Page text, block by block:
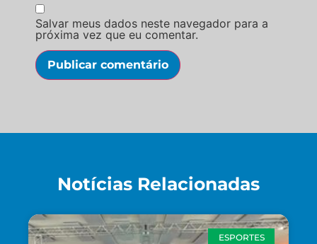
Salvar meus dados neste navegador para a
próxima vez que eu comentar.
Notícias Relacionadas
ESPORTES